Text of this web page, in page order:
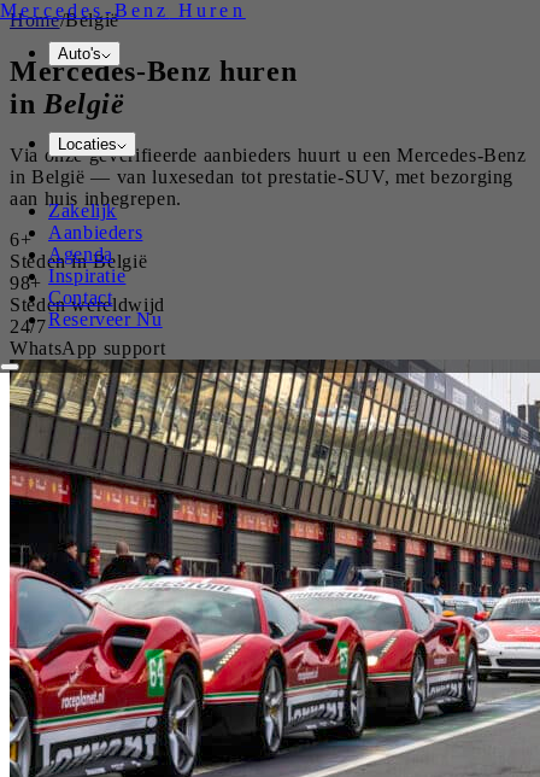
Mercedes-Benz Huren
Auto's
Locaties
Zakelijk
Aanbieders
Agenda
Inspiratie
Contact
Reserveer Nu
Home/België
Mercedes-Benz huren
in België
Via onze geverifieerde aanbieders huurt u een Mercedes-Benz
in België — van luxesedan tot prestatie-SUV, met bezorging
aan huis inbegrepen.
6+
Steden in België
98+
Steden wereldwijd
24/7
WhatsApp support